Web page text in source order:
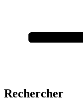
Rechercher